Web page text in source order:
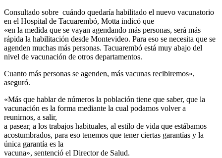
Consultado sobre cuándo quedaría habilitado el nuevo vacunatorio
en el Hospital de Tacuarembó, Motta indicó que
«en la medida que se vayan agendando más personas, será más
rápida la habilitación desde Montevideo. Para eso se necesita que se
agenden muchas más personas. Tacuarembó está muy abajo del
nivel de vacunación de otros departamentos.
Cuanto más personas se agenden, más vacunas recibiremos»,
aseguró.
«Más que hablar de números la población tiene que saber, que la
vacunación es la forma mediante la cual podamos volver a
reunirnos, a salir,
a pasear, a los trabajos habituales, al estilo de vida que estábamos
acostumbrados, para eso tenemos que tener ciertas garantías y la
única garantía es la
vacuna», sentenció el Director de Salud.